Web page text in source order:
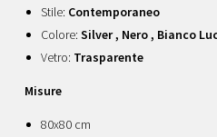
Stile: Contemporaneo
Colore: Silver , Nero , Bianco
Vetro: Trasparente
Misure
80x80 cm